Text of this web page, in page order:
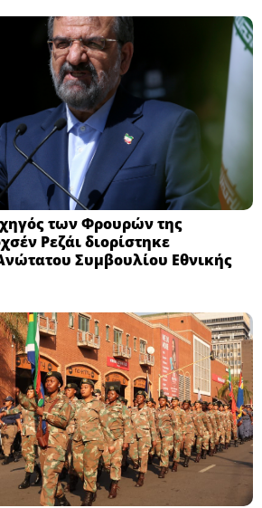
των Φρουρών της
Ρεζάι διορίστηκε
Συμβουλίου Εθνικής